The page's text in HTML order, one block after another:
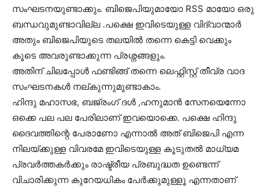
സംഘടനയുണ്ടാക്കും. ബിജെപിയുമായോ RSS മായോ ഒരു
ബന്ധവുമുണ്ടാവില്ല .പക്ഷെ ഇവിടെയുള്ള വിദ്വാന്മാർ
അതും ബിജെപിയുടെ തലയിൽ തന്നെ കെട്ടി വെക്കും
കൂടെ അവരുണ്ടാക്കുന്ന പ്രശ്നങ്ങളും.
അതിന് ചിലപ്പോൾ ഫണ്ടിങ്ങ് തന്നെ ലെഫ്റ്റിസ്റ്റ്‌ തീവ്ര വാദ
സംഘടനകൾ നല്കുന്നുമുണ്ടാകാം.
ഹിന്ദു മഹാസഭ, ബജ്‌രംഗ് ദൾ ,ഹനുമാൻ സേനയെന്നോ
ഒക്കെ പല പല പേരിലാണ് ഇവയൊക്കെ. പക്ഷെ ഹിന്ദു
ദൈവത്തിന്റെ പേരാണോ എന്നാൽ അത് ബിജെപി എന്ന
നിലയ്ക്കുള്ള വിവരമേ ഇവിടെയുള്ള കൂടുതൽ മാധ്യമ
പ്രവർത്തകർക്കും രാഷ്ട്രീയ പ്രബുദ്ധത ഉണ്ടെന്ന്
വിചാരിക്കുന്ന കുറേയധികം പേർക്കുമുള്ളൂ എന്നതാണ്